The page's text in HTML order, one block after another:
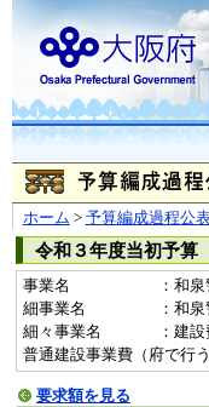
ホーム > 予算編成過程公
令和３年度当初予
事業名
：和
細事業名
：和
細々事業名
：建
普通建設事業費（府で行
要求額を見る